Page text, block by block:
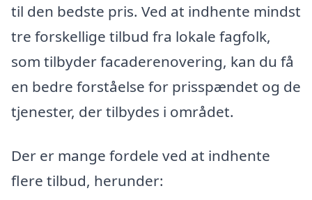
til den bedste pris. Ved at indhente mindst
tre forskellige tilbud fra lokale fagfolk,
som tilbyder facaderenovering, kan du få
en bedre forståelse for prisspændet og de
tjenester, der tilbydes i området.
Der er mange fordele ved at indhente
flere tilbud, herunder: